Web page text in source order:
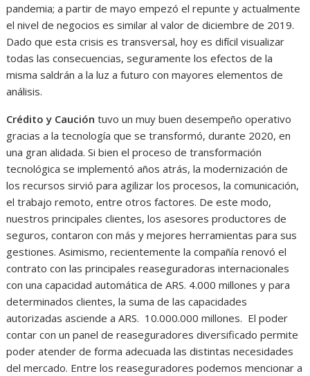
pandemia; a partir de mayo empezó el repunte y actualmente
el nivel de negocios es similar al valor de diciembre de 2019.
Dado que esta crisis es transversal, hoy es difícil visualizar
todas las consecuencias, seguramente los efectos de la
misma saldrán a la luz a futuro con mayores elementos de
análisis.
Crédito y Caución tuvo un muy buen desempeño operativo
gracias a la tecnología que se transformó, durante 2020, en
una gran alidada. Si bien el proceso de transformación
tecnológica se implementó años atrás, la modernización de
los recursos sirvió para agilizar los procesos, la comunicación,
el trabajo remoto, entre otros factores. De este modo,
nuestros principales clientes, los asesores productores de
seguros, contaron con más y mejores herramientas para sus
gestiones. Asimismo, recientemente la compañía renovó el
contrato con las principales reaseguradoras internacionales
con una capacidad automática de ARS. 4.000 millones y para
determinados clientes, la suma de las capacidades
autorizadas asciende a ARS. 10.000.000 millones. El poder
contar con un panel de reaseguradores diversificado permite
poder atender de forma adecuada las distintas necesidades
del mercado. Entre los reaseguradores podemos mencionar a